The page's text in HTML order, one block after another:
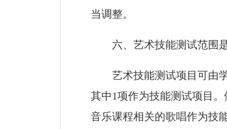
当调整。
六、艺术技能测试范围是
艺术技能测试项目可由学
其中1项作为技能测试项目
音乐课程相关的歌唱作为技